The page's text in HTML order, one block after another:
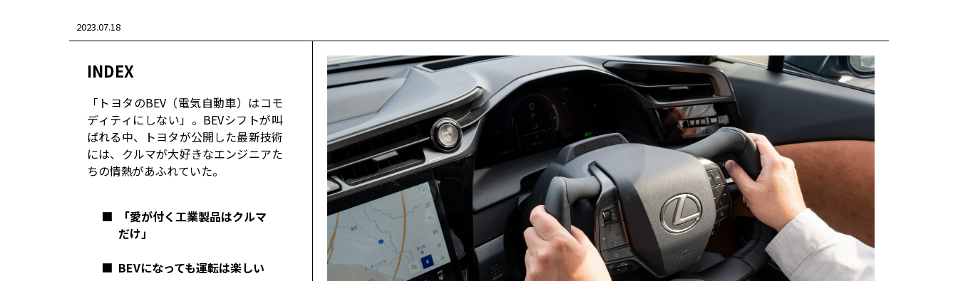
センチュリー
コーポレート
モビリティカンパニー トヨタグローバル
トヨタグループ モノづくり
トヨタイムズビジネス
トヨタイムズスポーツ
トヨタイムズPodcast
SDGs
2023.07.18
INDEX
「トヨタのBEV（電気自動車）はコモ
ディティにしない」。BEVシフトが叫
ばれる中、トヨタが公開した最新技術
には、クルマが大好きなエンジニアた
ちの情熱があふれていた。
■
「愛が付く工業製品はクルマ
だけ」
■ BEVになっても運転は楽しい